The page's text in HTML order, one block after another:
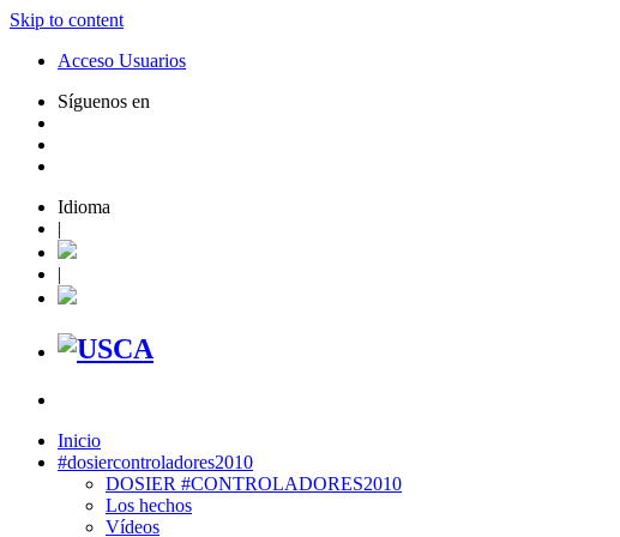
Skip to content
Acceso Usuarios
Síguenos en
Idioma
|
|
Inicio
#dosiercontroladores2010
DOSIER #CONTROLADORES2010
Los hechos
Vídeos